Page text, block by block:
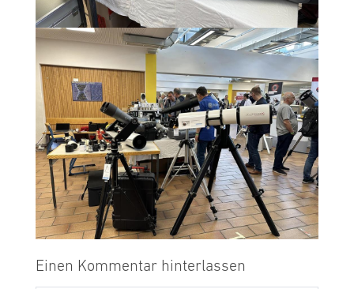
Einen Kommentar hinterlassen